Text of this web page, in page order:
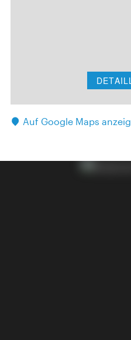
Auf Google Maps